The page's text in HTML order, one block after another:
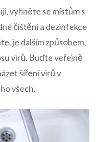
vyhněte se místům s⁤
čištění a dezinfekce
je‌ dalším způsobem,
virů.⁢ Buďte veřejně
šíření virů v
všech.